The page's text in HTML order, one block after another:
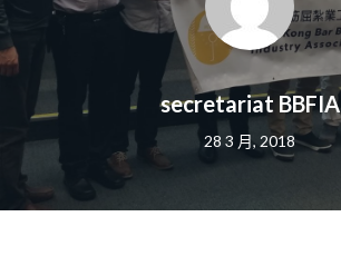
secretariat BBFIA
28 3 月, 2018